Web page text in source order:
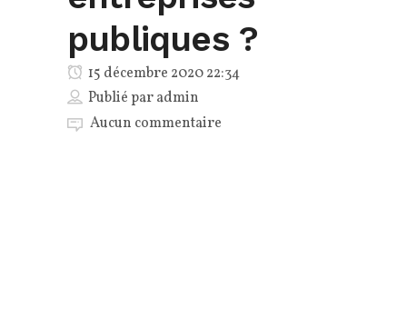
publiques ?
15 décembre 2020 22:34
Publié paradmin
Aucun commentaire